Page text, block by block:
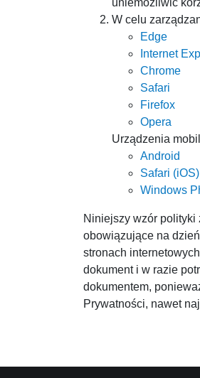
uniemożliwić
W celu
Edge
Internet
Chrome
Safari
Firefox
Opera
Urządzenia
Android
Safari (iOS)
Windows
Niniejszy wzór polityki
obowiązujące na
stronach
dokument i w razie
dokumentem,
Prywatności, nawet